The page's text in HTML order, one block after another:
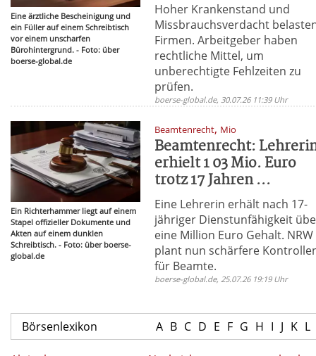
Eine ärztliche Bescheinigung und
ein Füller auf einem Schreibtisch
vor einem unscharfen
Bürohintergrund. - Foto: über
boerse-global.de
Hoher Krankenstand und
Missbrauchsverdacht
Firmen. Arbeitgeber haben
rechtliche Mittel, um
unberechtigte Fehlzeiten zu
prüfen.
boerse-global.de, 30.07.26 11:39 Uhr
Ein Richterhammer liegt auf einem
Stapel offizieller Dokumente und
Akten auf einem dunklen
Schreibtisch. - Foto: über boerse-
global.de
Beamtenrecht, Mio
Beamtenrecht:
erhielt 1 03 Mio. Euro
trotz 17 Jahren ...
Eine Lehrerin erhält nach 17-
jähriger Dienstunfähigkeit
eine Million Euro Gehalt. NRW
plant nun schärfere
für Beamte.
boerse-global.de, 25.07.26 19:19 Uhr
Börsenlexikon A B C D E F G H I J K L